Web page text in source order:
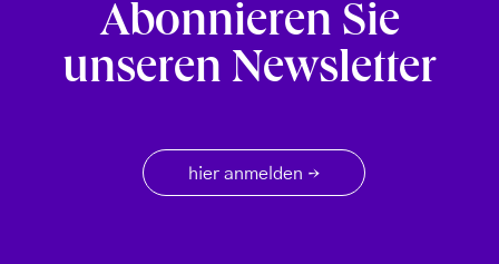
Abonnieren Sie
unseren Newsletter
hier anmelden →